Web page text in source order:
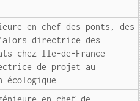
en chef des ponts, des
directrice des
chez Ile-de-France
de projet au
en chef de